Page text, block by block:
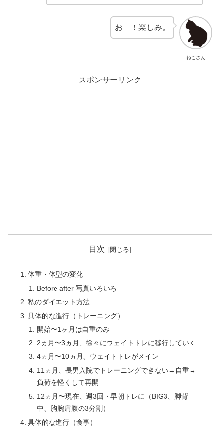
ねこさん
おー！楽しみ。
スポンサーリンク
目次
体重・体型の変化
Before after 写真いろいろ
私のダイエット方法
具体的な進行（トレーニング）
開始〜1ヶ月は自重のみ
2ヵ月〜3ヵ月、徐々にウェイトトレに移行していく
4ヵ月〜10ヵ月、ウェイトトレがメイン
11ヵ月、長男入院でトレーニングできない→自重→
負荷を軽くして再開
12ヵ月〜現在、週3回・早朝トレに（BIG3、脚背
中、胸腕肩腹の3分割）
具体的な進行（食事）